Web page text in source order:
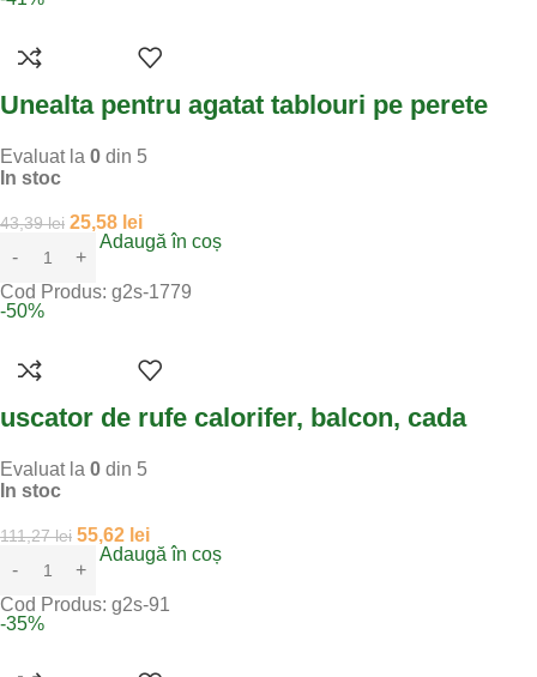
Unealta pentru agatat tablouri pe perete
Evaluat la 0 din 5
In stoc
43,39lei 25,58 lei
Adaugă în coș
Cod Produs: g2s-1779
-50%
uscator de rufe calorifer, balcon, cada
Evaluat la 0 din 5
In stoc
111,27lei 55,62 lei
Adaugă în coș
Cod Produs: g2s-91
-35%